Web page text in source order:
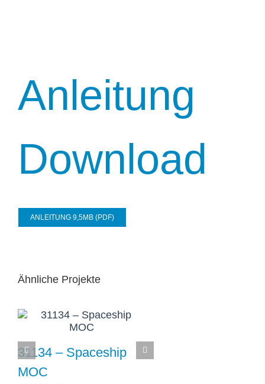
Anleitung
Download
ANLEITUNG 9,5MB (PDF)
Ähnliche Projekte
31134 – Spaceship
MOC